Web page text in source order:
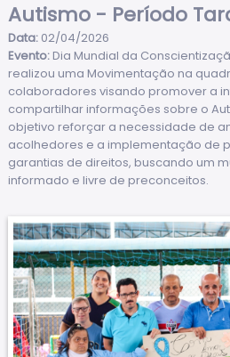
Autismo - Período
Data:02/04/2026
Evento:Dia Mundial da
realizou uma Movimentação na
colaboradores visando promover a
compartilhar informações sobre o
objetivo reforçar a necessidade de
acolhedores e a implementação de
garantias de direitos, buscando um
informado e livre de preconceitos.